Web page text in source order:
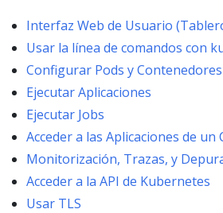
Interfaz Web de Usuario
Usar la línea de comandos con
Configurar Pods y Contenedores
Ejecutar Aplicaciones
Ejecutar Jobs
Acceder a las Aplicaciones de un
Monitorización, Trazas, y
Acceder a la API de Kubernetes
Usar TLS